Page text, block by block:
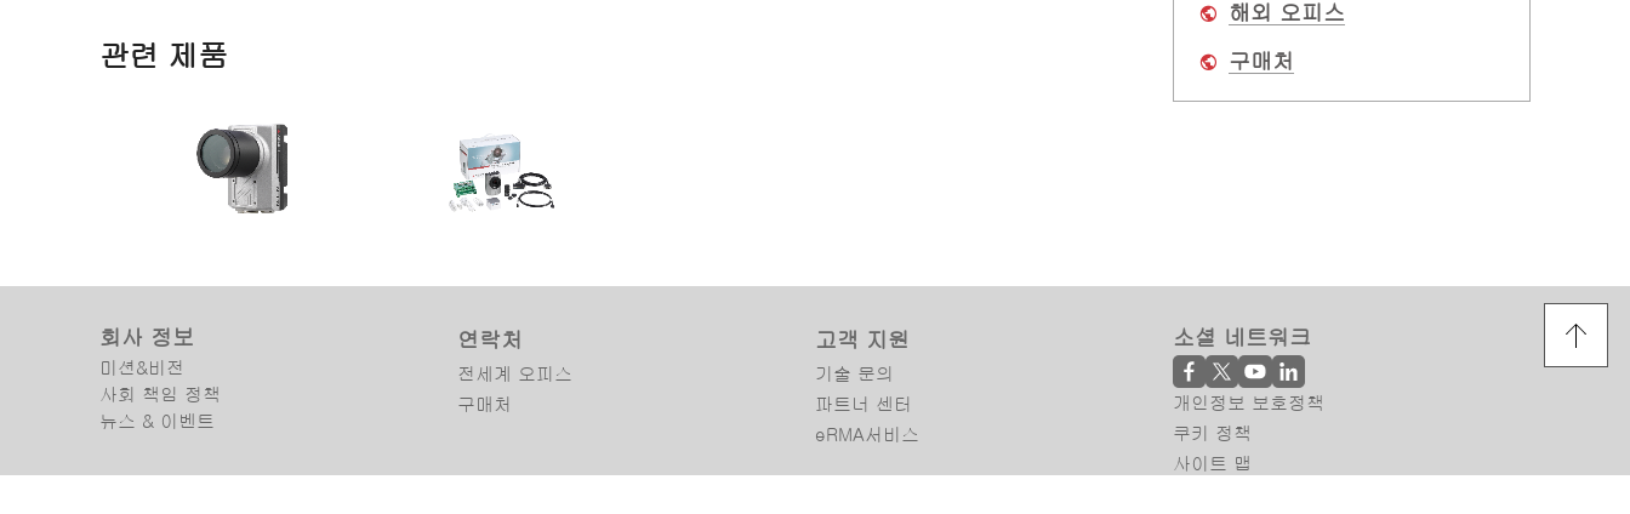
관련 제품
NVIDIA® Jetson™ TX2 기반 IP67등
급 산업용 AI 엣지 스마트 카메라
NVIDIA® Jetson Xavier™ NX-
해외 오피스
구매처
회사 정보
미션&비전
사회 책임 정책
뉴스 & 이벤트
연락처
전세계 오피스
구매처
고객 지원
기술 문의
파트너 센터
eRMA서비스
소셜 네트워크
개인정보 보호정책
쿠키 정책
사이트 맵